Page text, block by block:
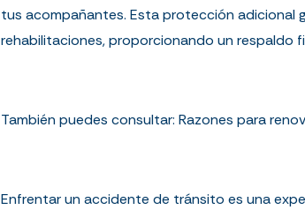
tus acompañantes. Esta protección
rehabilitaciones, proporcionando un respaldo
También puedes consultar: Razones para
Enfrentar un accidente de tránsito es una